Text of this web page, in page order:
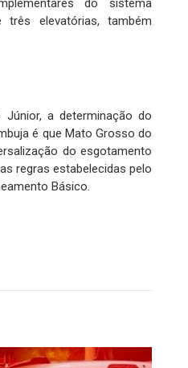
do sistema
elevatórias, também
Júnior, a determinação do
é que Mato Grosso do
do esgotamento
regras estabelecidas pelo
Básico.